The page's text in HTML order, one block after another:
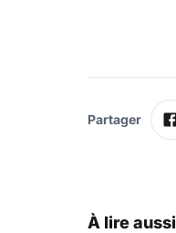
Partager
À lire aussi